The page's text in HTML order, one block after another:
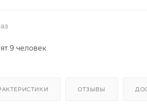
9 человек
ОТЗЫВЫ